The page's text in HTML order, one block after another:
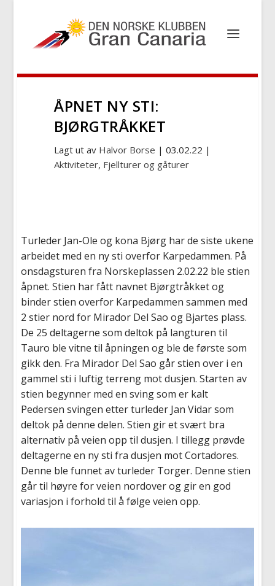
ÅPNET NY STI:
BJØRGTRÅKKET
Lagt ut av Halvor Borse |03.02.22 |
Aktiviteter, Fjellturer og gåturer
Turleder Jan-Ole og kona Bjørg har de siste ukene
arbeidet med en ny sti overfor Karpedammen. På
onsdagsturen fra Norskeplassen 2.02.22 ble stien
åpnet. Stien har fått navnet Bjørgtråkket og
binder stien overfor Karpedammen sammen med
2 stier nord for Mirador Del Sao og Bjartes plass.
De 25 deltagerne som deltok på langturen til
Tauro ble vitne til åpningen og ble de første som
gikk den. Fra Mirador Del Sao går stien over i en
gammel sti i luftig terreng mot dusjen. Starten av
stien begynner med en sving som er kalt
Pedersen svingen etter turleder Jan Vidar som
deltok på denne delen. Stien gir et svært bra
alternativ på veien opp til dusjen. I tillegg prøvde
deltagerne en ny sti fra dusjen mot Cortadores.
Denne ble funnet av turleder Torger. Denne stien
går til høyre for veien nordover og gir en god
variasjon i forhold til å følge veien opp.